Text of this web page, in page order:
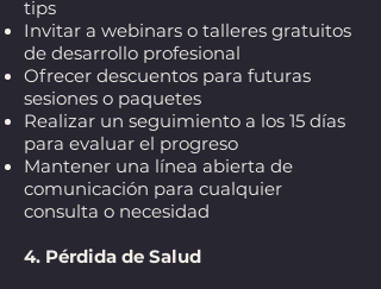
tips
Invitar a webinars o talleres gratuitos
de desarrollo profesional
Ofrecer descuentos para futuras
sesiones o paquetes
Realizar un seguimiento a los 15 días
para evaluar el progreso
Mantener una línea abierta de
comunicación para cualquier
consulta o necesidad
4. Pérdida de Salud